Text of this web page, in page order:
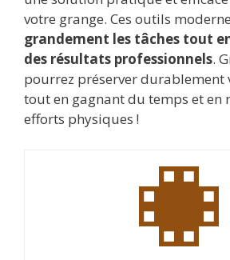
votre grange. Ces outils
grandement les tâches tout
des résultats professionnels.
pourrez préserver durablement
tout en gagnant du temps et en
efforts physiques !